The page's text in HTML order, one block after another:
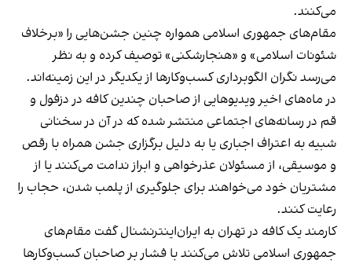
می‌کنند.
مقام‌های جمهوری اسلامی همواره چنین جشن‌هایی را «برخلاف
شئونات اسلامی» و «هنجارشکنی» توصیف کرده و به نظر
می‌رسد نگران الگوبرداری کسب‌وکارها از یکدیگر در این زمینه‌اند.
در ماه‌های اخیر ویدیوهایی از صاحبان چندین کافه در دزفول و
قم در رسانه‌های اجتماعی منتشر شده که در آن در سخنانی
شبیه به اعتراف اجباری یا به دلیل برگزاری جشن همراه با رقص
و موسیقی، از مسئولان عذرخواهی و ابراز ندامت می‌کنند یا از
مشتریان خود می‌خواهند برای جلوگیری از پلمب شدن، حجاب را
رعایت کنند.
کارمند یک کافه در تهران به ایران‌اینترنشنال گفت مقام‌های
جمهوری اسلامی تلاش می‌کنند با فشار بر صاحبان کسب‌وکارها